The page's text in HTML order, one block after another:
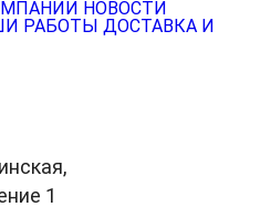
НОВОСТИ
РАБОТЫ ДОСТАВКА И
1